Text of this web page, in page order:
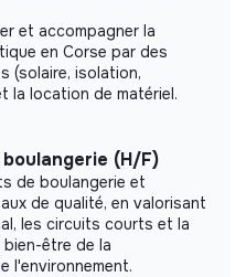
et accompagner la
en Corse par des
(solaire, isolation,
la location de matériel.
(H/F)
de boulangerie et
de qualité, en valorisant
les circuits courts et la
être de la
l'environnement.